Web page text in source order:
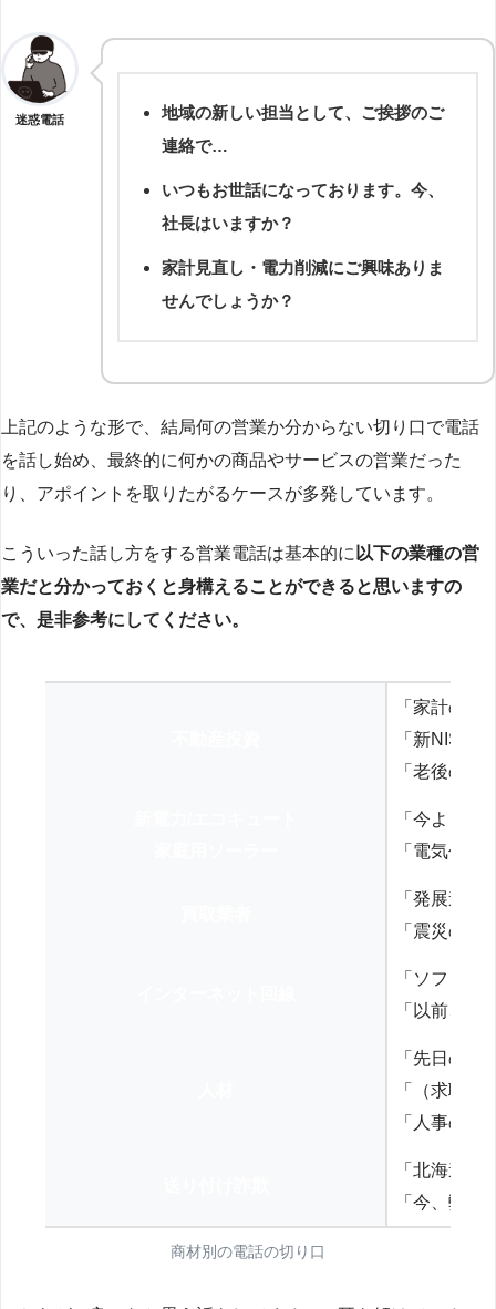
迷惑電話
地域の新しい担当として、ご挨拶のご
連絡で…
いつもお世話になっております。今、
社長はいますか？
家計見直し・電力削減にご興味ありま
せんでしょうか？
上記のような形で、結局何の営業か分からない切り口で電話
を話し始め、最終的に何かの商品やサービスの営業だった
り、アポイントを取りたがるケースが多発しています。
こういった話し方をする営業電話は基本的に 以下の業種の営
業だと分かっておくと身構えることができると思いますの
で、是非参考にしてください。
「家計の見
「新NISA
「老後の
「今より
「電気代を
「発展途
「震災の
「ソフト
「以前、
「先日の
「（求職
「人事の方
「北海道
「今、弊
商材別の電話の切り口